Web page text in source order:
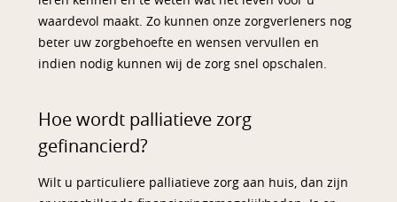
waardevol maakt. Zo kunnen onze zorgverleners nog
beter uw zorgbehoefte en wensen vervullen en
indien nodig kunnen wij de zorg snel opschalen.
Hoe wordt palliatieve zorg
gefinancierd?
Wilt u particuliere palliatieve zorg aan huis, dan zijn